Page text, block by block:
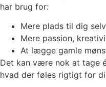
har brug for:
Mere plads til dig
Mere passion,
At lægge gamle
Det kan være nok at tage
hvad der føles rigtigt for